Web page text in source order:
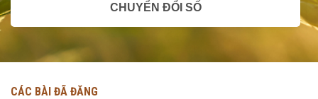
HỢP TÁC QUỐC TẾ
CÁC BÀI ĐÃ ĐĂNG